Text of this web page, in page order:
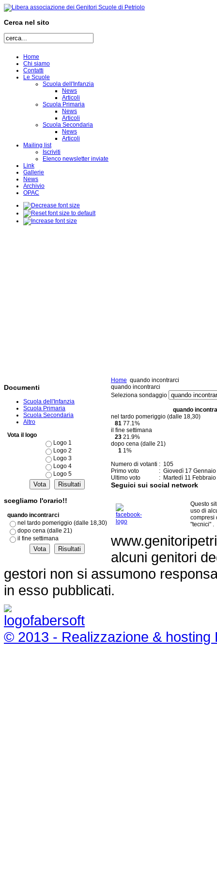
Cerca nel sito
Home
Chi siamo
Contatti
Le Scuole
Scuola dell'Infanzia
News
Articoli
Scuola Primaria
News
Articoli
Scuola Secondaria
News
Articoli
Mailing list
Iscriviti
Elenco newsletter inviate
Link
Gallerie
News
Archivio
OPAC
Documenti
Scuola dell'Infanzia
Scuola Primaria
Scuola Secondaria
Altro
Vota il logo
Logo 1
Logo 2
Logo 3
Logo 4
Logo 5
scegliamo l'orario!!
quando incontrarci
nel tardo pomeriggio (dalle 18,30)
dopo cena (dalle 21)
il fine settimana
Home quando incontrarci
quando incontrarci
Seleziona sondaggio
quando
nel tardo pomeriggio (dalle 18,30)
81 77.1%
il fine settimana
23 21.9%
dopo cena (dalle 21)
1 1%
Numero di votanti : 105
Primo voto
: Giovedì 17
Ultimo voto
: Martedì 11
Seguici sui social network
Questo
uso di
compresi
"tecnici" .
alcuni genitori
gestori non si assumono
in esso pubblicati.
© 2013 - Realizzazione & hosting